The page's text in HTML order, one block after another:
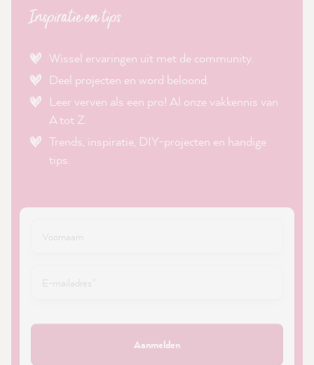
Inspiratie en tips
Wissel ervaringen uit met de community.
Deel projecten en word beloond.
Leer verven als een pro! Al onze vakkennis van
A tot Z.
Trends, inspiratie, DIY-projecten en handige
tips.
Aanmelden